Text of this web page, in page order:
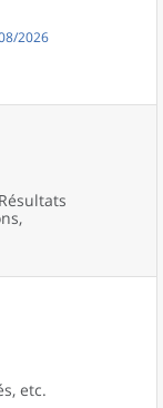
2026
etc.